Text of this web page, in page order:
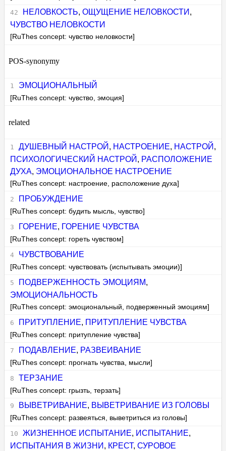
НЕЛОВКОСТЬ, ОЩУЩЕНИЕ НЕЛОВКОСТИ ,
ЧУВСТВО НЕЛОВКОСТИ
[RuThes concept: чувство неловкости]
POS-synonymy
ЭМОЦИОНАЛЬНЫЙ
[RuThes concept: чувство, эмоция]
related
ДУШЕВНЫЙ НАСТРОЙ , НАСТРОЕНИЕ, НАСТРОЙ ,
ПСИХОЛОГИЧЕСКИЙ НАСТРОЙ , РАСПОЛОЖЕНИЕ
ДУХА, ЭМОЦИОНАЛЬНОЕ НАСТРОЕНИЕ
[RuThes concept: настроение, расположение духа]
ПРОБУЖДЕНИЕ
[RuThes concept: будить мысль, чувство]
ГОРЕНИЕ, ГОРЕНИЕ ЧУВСТВА
[RuThes concept: гореть чувством]
ЧУВСТВОВАНИЕ
[RuThes concept: чувствовать (испытывать эмоции)]
ПОДВЕРЖЕННОСТЬ ЭМОЦИЯМ,
ЭМОЦИОНАЛЬНОСТЬ
[RuThes concept: эмоциональный, подверженный эмоциям]
ПРИТУПЛЕНИЕ, ПРИТУПЛЕНИЕ ЧУВСТВА
[RuThes concept: притупление чувства]
ПОДАВЛЕНИЕ, РАЗВЕИВАНИЕ
[RuThes concept: прогнать чувства, мысли]
ТЕРЗАНИЕ
[RuThes concept: грызть, терзать]
ВЫВЕТРИВАНИЕ, ВЫВЕТРИВАНИЕ ИЗ ГОЛОВЫ
[RuThes concept: развеяться, выветриться из головы]
ЖИЗНЕННОЕ ИСПЫТАНИЕ, ИСПЫТАНИЕ,
ИСПЫТАНИЯ В ЖИЗНИ , КРЕСТ,СУРОВОЕ